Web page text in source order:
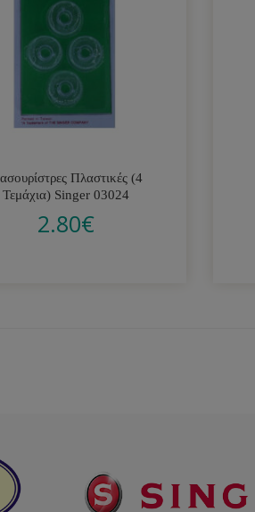
Πλαστικές (4
Τεμάχια) Singer 03024
2.80€